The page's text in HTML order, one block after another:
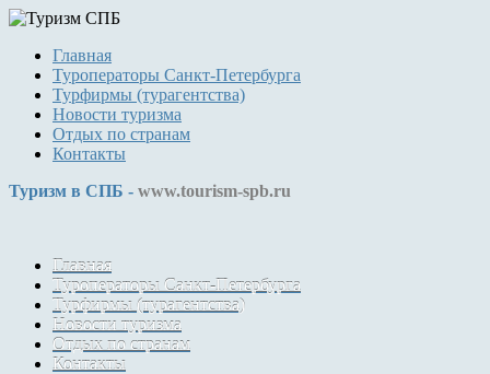
Главная
Туроператоры Санкт-Петербурга
Турфирмы (турагентства)
Новости туризма
Отдых по странам
Контакты
Туризм в СПБ - www.tourism-spb.ru
Главная
Туроператоры Санкт-Петербурга
Турфирмы (турагентства)
Новости туризма
Отдых по странам
Контакты